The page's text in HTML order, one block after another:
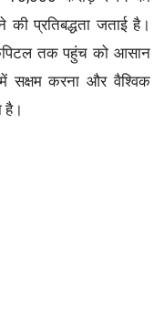
प्रतिबद्धता जताई है।
कैपिटल तक पहुंच को आसान
में सक्षम करना और वैश्विक
है।